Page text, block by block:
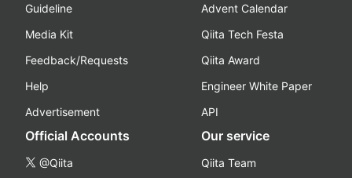
Guideline
Media Kit
Feedback/Requests
Help
Advertisement
Advent Calendar
Qiita Tech Festa
Qiita Award
Engineer White Paper
API
Official Accounts
@Qiita
Our service
Qiita Team